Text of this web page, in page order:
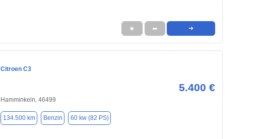
★ ➦ ➜
Citroen C3
5.400 €
Hamminkeln, 46499
134.500 km Benzin 60 kw (82 PS)